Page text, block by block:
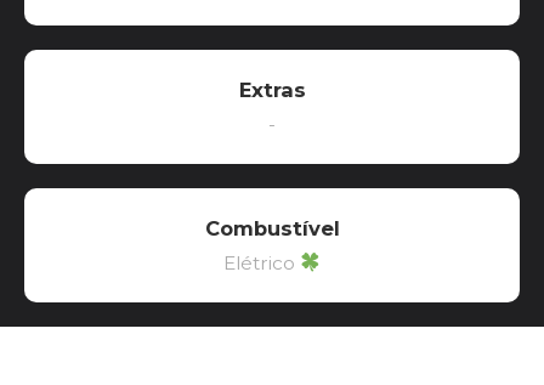
Extras
-
Combustível
Elétrico